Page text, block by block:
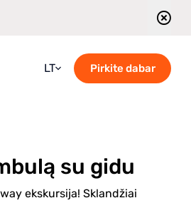
LT
French
German
Pirkite dabar
su gidu
ekskursija! Sklandžiai